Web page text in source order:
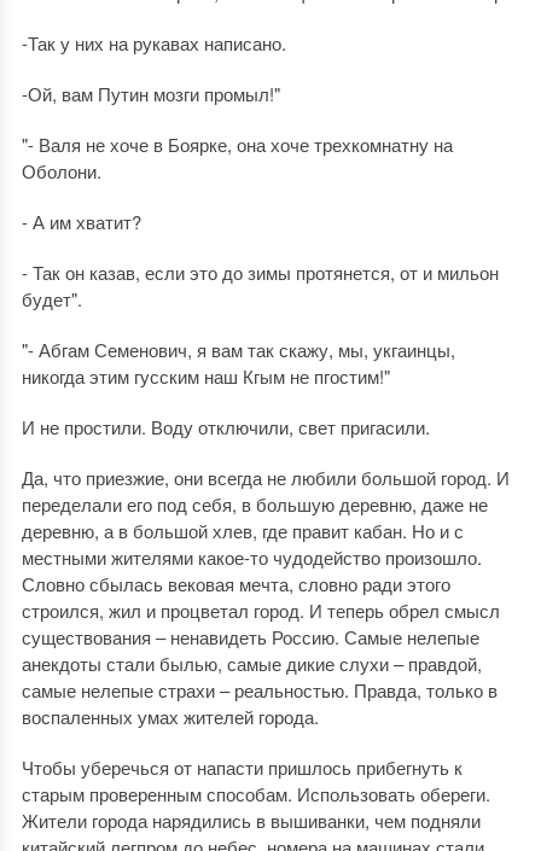
-Так у них на рукавах написано.
-Ой, вам Путин мозги промыл!"
"- Валя не хоче в Боярке, она хоче трехкомнатну на
Оболони.
- А им хватит?
- Так он казав, если это до зимы протянется, от и мильон
будет".
"- Абгам Семенович, я вам так скажу, мы, укгаинцы,
никогда этим гусским наш Кгым не пгостим!"
И не простили. Воду отключили, свет пригасили.
Да, что приезжие, они всегда не любили большой город. И
переделали его под себя, в большую деревню, даже не
деревню, а в большой хлев, где правит кабан. Но и с
местными жителями какое-то чудодейство произошло.
Словно сбылась вековая мечта, словно ради этого
строился, жил и процветал город. И теперь обрел смысл
существования – ненавидеть Россию. Самые нелепые
анекдоты стали былью, самые дикие слухи – правдой,
самые нелепые страхи – реальностью. Правда, только в
воспаленных умах жителей города.
Чтобы уберечься от напасти пришлось прибегнуть к
старым проверенным способам. Использовать обереги.
Жители города нарядились в вышиванки, чем подняли